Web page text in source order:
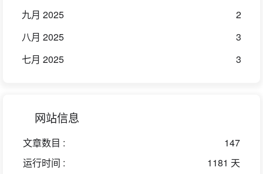
九月 2025
2
八月 2025
3
七月 2025
3
网站信息
文章数目 :
147
运行时间 :
1181 天